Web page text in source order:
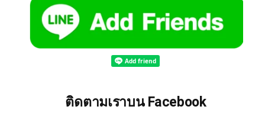
ติดตามเราบน Facebook